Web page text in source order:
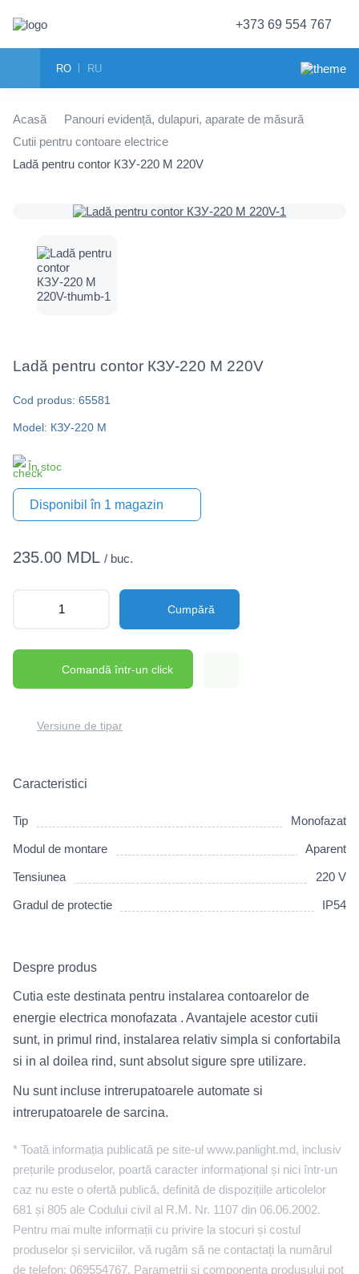
+373 69 554 767
RO RU
Acasă
Panouri evidență, dulapuri, aparate de măsură
Cutii pentru contoare electrice
Ladă pentru contor КЗУ-220 M 220V
Ladă pentru contor КЗУ-220 M 220V
Cod produs: 65581
Model: КЗУ-220 M
În stoc
Disponibil în 1 magazin
235.00 MDL / buc.
Cumpără
Comandă într-un click
Versiune de tipar
Caracteristici
Tip Monofazat
Modul de montare Aparent
Tensiunea 220 V
Gradul de protectie IP54
Despre produs
Cutia este destinata pentru instalarea contoarelor de
energie electrica monofazata . Avantajele acestor cutii
sunt, in primul rind, instalarea relativ simpla si confortabila
si in al doilea rind, sunt absolut sigure spre utilizare.
Nu sunt incluse intrerupatoarele automate si
intrerupatoarele de sarcina.
* Toată informația publicată pe site-ul www.panlight.md, inclusiv
prețurile produselor, poartă caracter informațional și nici într-un
caz nu este o ofertă publică, definită de dispozițiile articolelor
681 și 805 ale Codului civil al R.M. Nr. 1107 din 06.06.2002.
Pentru mai multe informații cu privire la stocuri și costul
produselor și serviciilor, vă rugăm să ne contactați la numărul
de telefon: 069554767. Parametrii și componența produsului pot